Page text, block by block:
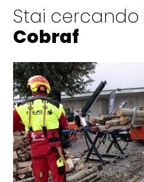
Stai cercando
Cobraf